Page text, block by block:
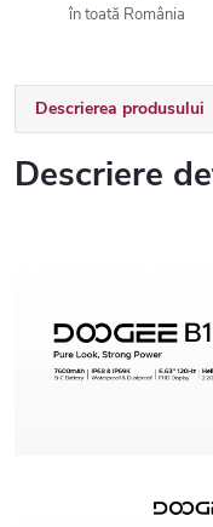
în toată România
Descrierea produsului
Descriere